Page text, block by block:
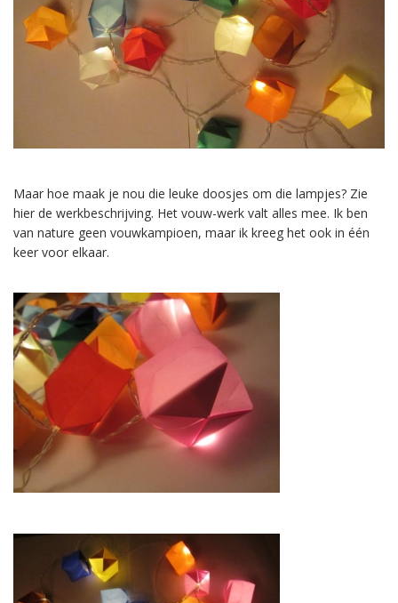
Maar hoe maak je nou die leuke doosjes om die lampjes? Zie
hier de werkbeschrijving. Het vouw-werk valt alles mee. Ik ben
van nature geen vouwkampioen, maar ik kreeg het ook in één
keer voor elkaar.